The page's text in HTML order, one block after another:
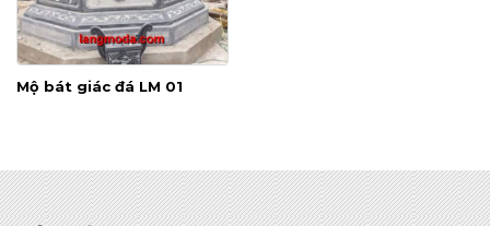
Mộ bát giác đá LM 01